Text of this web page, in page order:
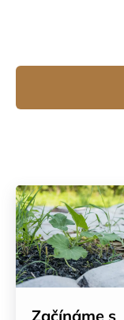
Začínáme s